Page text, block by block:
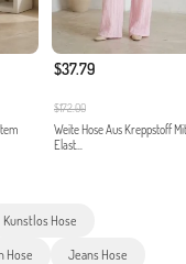
$37.79
$172.00
Weite Hose Aus Kreppstoff Mit
Elast...
Kunstlos Hose
Hose Jeans Hose